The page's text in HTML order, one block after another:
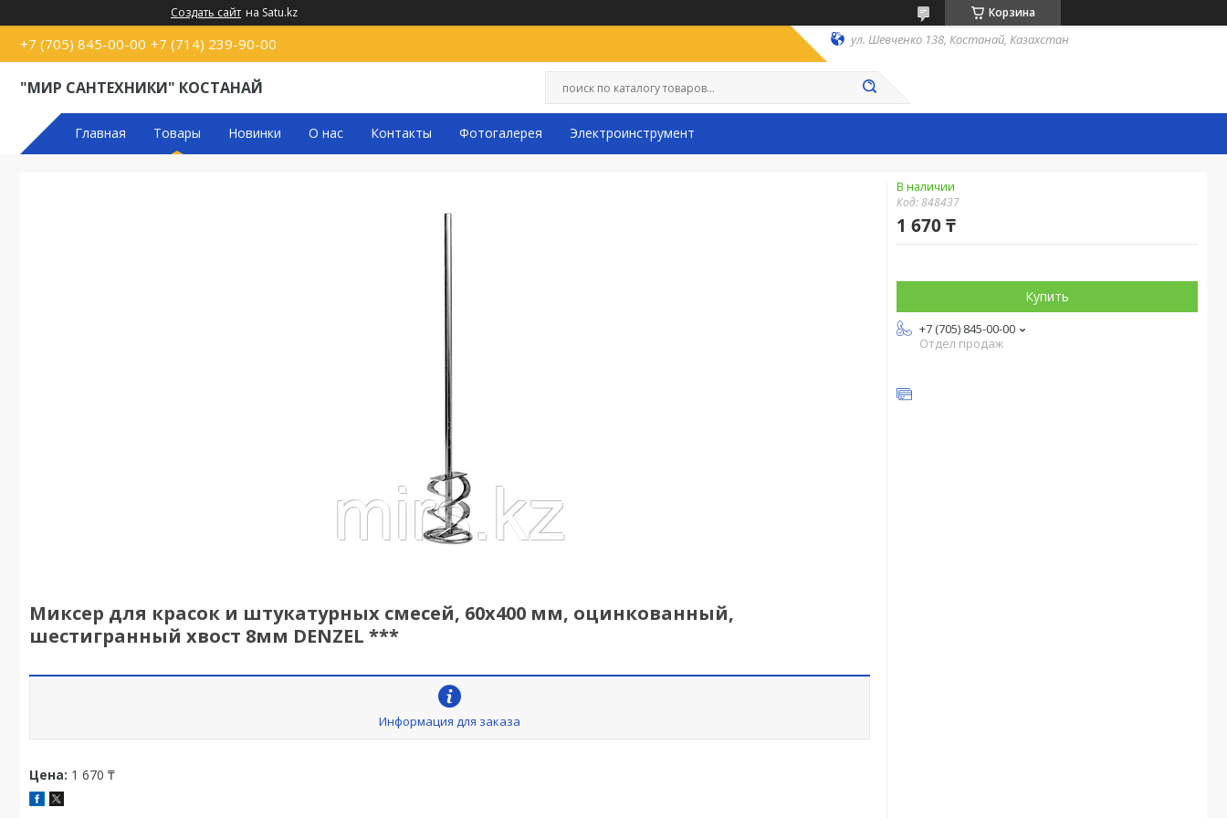
Создать сайт на Satu.kz Корзина
+7 (705) 845-00-00 +7 (714) 239-90-00 ул. Шевченко 138, Костанай, Казахстан
"МИР САНТЕХНИКИ" КОСТАНАЙ
Главная Товары Новинки О нас Контакты Фотогалерея Электроинструмент
Миксер для красок и штукатурных смесей, 60х400 мм, оцинкованный,
шестигранный хвост 8мм DENZEL ***
Информация для заказа
Цена: 1 670 ₸
В наличии
Код:848437
1 670 ₸
Купить
+7 (705) 845-00-00
Отдел продаж